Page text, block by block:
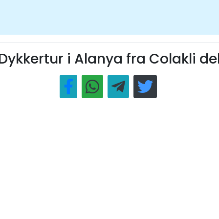
i Alanya fra Colakli